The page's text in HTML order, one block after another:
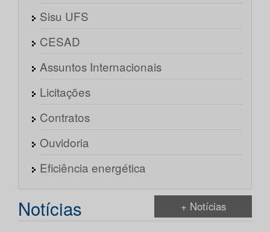
Sisu UFS
CESAD
Assuntos Internacionais
Licitações
Contratos
Ouvidoria
Eficiência energética
Notícias + Notícias